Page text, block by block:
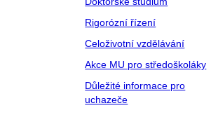
Rigorózní řízení
Celoživotní vzdělávání
Akce MU pro středoškoláky
Důležité informace pro
uchazeče